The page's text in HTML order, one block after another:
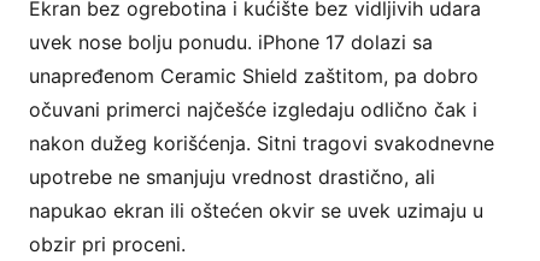
Ekran bez ogrebotina i kućište bez vidljivih udara
uvek nose bolju ponudu. iPhone 17 dolazi sa
unapređenom Ceramic Shield zaštitom, pa dobro
očuvani primerci najčešće izgledaju odlično čak i
nakon dužeg korišćenja. Sitni tragovi svakodnevne
upotrebe ne smanjuju vrednost drastično, ali
napukao ekran ili oštećen okvir se uvek uzimaju u
obzir pri proceni.